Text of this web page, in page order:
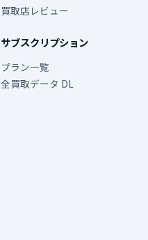
買取店レビュー
サブスクリプション
プラン一覧
全買取データ DL